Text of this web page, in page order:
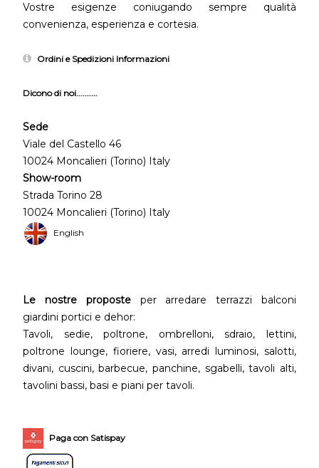
Vostre esigenze coniugando sempre qualità
convenienza, esperienza e cortesia.
Ordini e Spedizioni Informazioni
Dicono di noi..........
Sede
Viale del Castello 46
10024 Moncalieri (Torino) Italy
Show-room
Strada Torino 28
10024 Moncalieri (Torino) Italy
English
Le nostre proposteper arredare terrazzi balconi
giardini portici e dehor:
Tavoli, sedie, poltrone, ombrelloni, sdraio, lettini,
poltrone lounge, fioriere, vasi, arredi luminosi, salotti,
divani, cuscini, barbecue, panchine, sgabelli, tavoli alti,
tavolini bassi, basi e piani per tavoli.
Paga con Satispay